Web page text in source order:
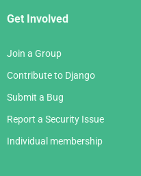
Get Involved
Join a Group
Contribute to Django
Submit a Bug
Report a Security Issue
Individual membership